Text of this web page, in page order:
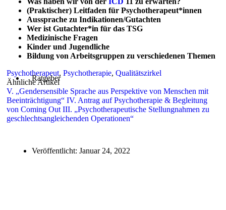
Ratgeber
(Praktischer) Leitfaden für Psychotherapeut*innen
Aussprache zu Indikationen/Gutachten
Wer ist Gutachter*in für das TSG
Medizinische Fragen
Kinder und Jugendliche
Bildung von Arbeitsgruppen zu verschiedenen Themen
Psychotherapeut, Psychotherapie, Qualitätszirkel
Ähnliche Artikel
V. „Gendersensible Sprache aus Perspektive von Menschen mit
Beeinträchtigung“ IV. Antrag auf Psychotherapie & Begleitung
von Coming Out III. „Psychotherapeutische Stellungnahmen zu
geschlechtsangleichenden Operationen“
Veröffentlicht: Januar 24, 2022